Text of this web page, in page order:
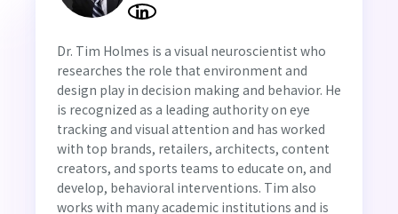
Dr. Tim Holmes is a visual neuroscientist who
researches the role that environment and
design play in decision making and behavior. He
is recognized as a leading authority on eye
tracking and visual attention and has worked
with top brands, retailers, architects, content
creators, and sports teams to educate on, and
develop, behavioral interventions. Tim also
works with many academic institutions and is